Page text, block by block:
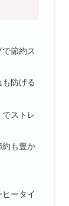
節約ス
防げる
ストレ
約も豊か
ータイ